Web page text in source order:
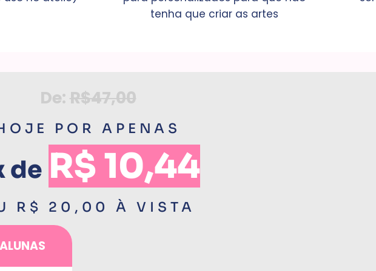
tenha que criar as artes
De:R$47,00
POR APENAS
de R$ 10,44
R$ 20,00 À VISTA